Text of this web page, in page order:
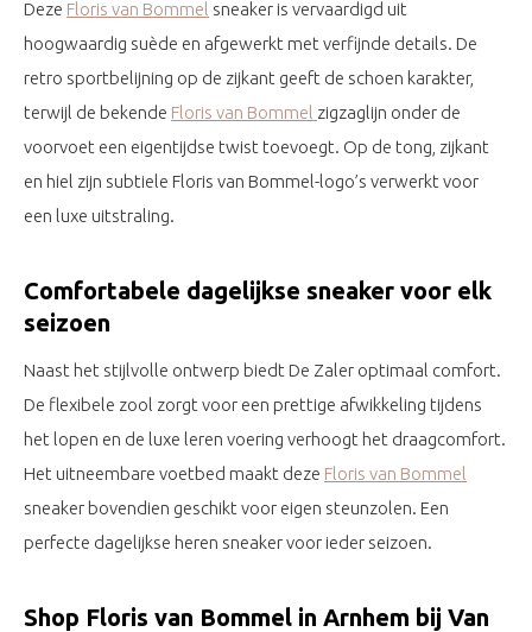
Deze Floris van Bommel sneaker is vervaardigd uit
hoogwaardig suède en afgewerkt met verfijnde details. De
retro sportbelijning op de zijkant geeft de schoen karakter,
terwijl de bekende Floris van Bommel zigzaglijn onder de
voorvoet een eigentijdse twist toevoegt. Op de tong, zijkant
en hiel zijn subtiele Floris van Bommel-logo’s verwerkt voor
een luxe uitstraling.
Comfortabele dagelijkse sneaker voor elk
seizoen
Naast het stijlvolle ontwerp biedt De Zaler optimaal comfort.
De flexibele zool zorgt voor een prettige afwikkeling tijdens
het lopen en de luxe leren voering verhoogt het draagcomfort.
Het uitneembare voetbed maakt deze Floris van Bommel
sneaker bovendien geschikt voor eigen steunzolen. Een
perfecte dagelijkse heren sneaker voor ieder seizoen.
Shop Floris van Bommel in Arnhem bij Van